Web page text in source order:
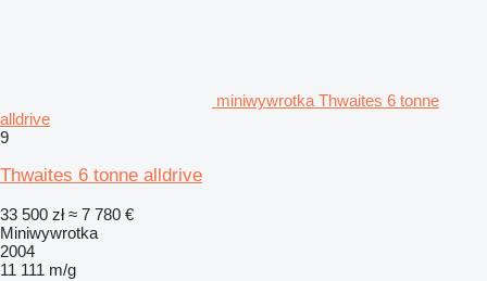
miniwywrotka Thwaites 6 tonne
alldrive
9
Thwaites 6 tonne alldrive
33 500 zł ≈ 7 780 €
Miniwywrotka
2004
11 111 m/g